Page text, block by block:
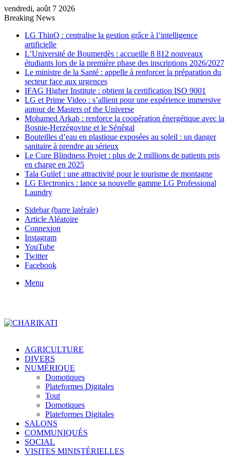
vendredi, août 7 2026
Breaking News
LG ThinQ : centralise la gestion grâce à l’intelligence
artificielle
L’Université de Boumerdès : accueille 8 812 nouveaux
étudiants lors de la première phase des inscriptions 2026/2027
Le ministre de la Santé : appelle à renforcer la préparation du
secteur face aux urgences
IFAG Higher Institute : obtient la certification ISO 9001
LG et Prime Video : s’allient pour une expérience immersive
autour de Masters of the Universe
Mohamed Arkab : renforce la coopération énergétique avec la
Bosnie-Herzégovine et le Sénégal
Bouteilles d’eau en plastique exposées au soleil : un danger
sanitaire à prendre au sérieux
Le Cure Blindness Projet : plus de 2 millions de patients pris
en charge en 2025
Tala Guilef : une attractivité pour le tourisme de montagne
LG Electronics : lance sa nouvelle gamme LG Professional
Laundry
Sidebar (barre latérale)
Article Aléatoire
Connexion
Instagram
YouTube
Twitter
Facebook
Menu
AGRICULTURE
DIVERS
NUMÉRIQUE
Domotiques
Plateformes Digitales
Tout
Domotiques
Plateformes Digitales
SALONS
COMMUNIQUÉS
SOCIAL
VISITES MINISTÉRIELLES